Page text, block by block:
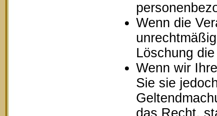
Wenn die
Löschung
Wenn wir
Sie sie